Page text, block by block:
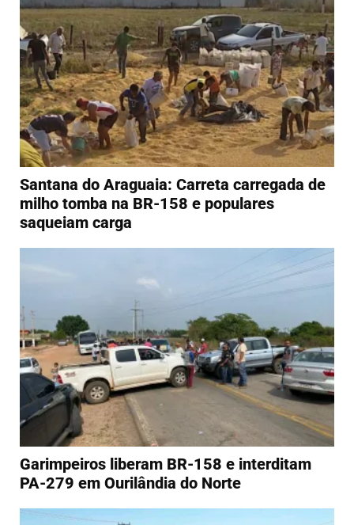
Santana do Araguaia: Carreta carregada de
milho tomba na BR-158 e populares
saqueiam carga
Garimpeiros liberam BR-158 e interditam
PA-279 em Ourilândia do Norte